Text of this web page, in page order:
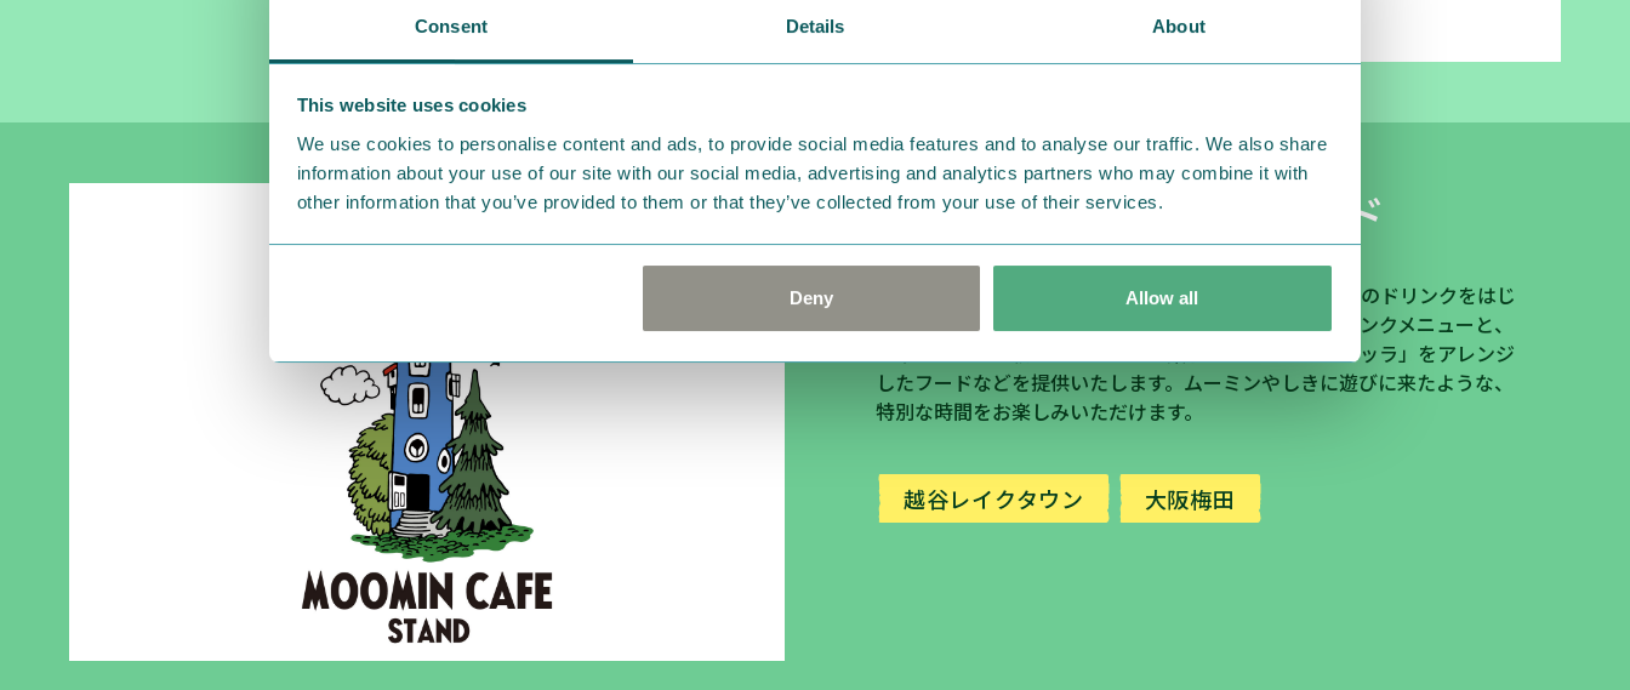
Consent Details About
This website uses cookies
We use cookies to personalise content and ads, to provide social media features and to analyse our traffic. We also share
information about your use of our site with our social media, advertising and analytics partners who may combine it with
other information that you’ve provided to them or that they’ve collected from your use of their services.
Deny Allow all
ムーミンカフェ スタンド
ムーミンの世界観を楽しめるカフェスタンド。
店舗限定のドリンクをはじ
め、ムーミンのキャラクターをイメージした豊富なドリンクメニューと、
フィンランドで親しまれているお菓子「ラスキアイスプッラ」 をアレンジ
したフードなどを提供いたします。 ムーミンやしきに遊びに来たような、
特別な時間をお楽しみいただけます。
越谷レイクタウン 大阪梅田